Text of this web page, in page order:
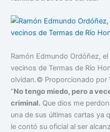
Ramón Edmundo Ordóñez,
vecinos de Termas de Río
olvidan.© Proporcionado por
“No tengo miedo, pero a
criminal. Que dios me
una de sus últimas cartas ya
le contó su oficial al ser